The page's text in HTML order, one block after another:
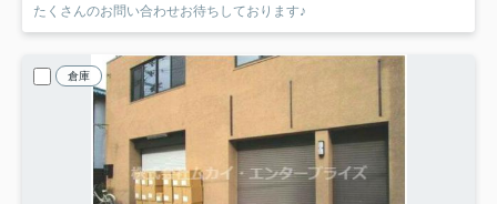
たくさんのお問い合わせお待ちしております♪
倉庫